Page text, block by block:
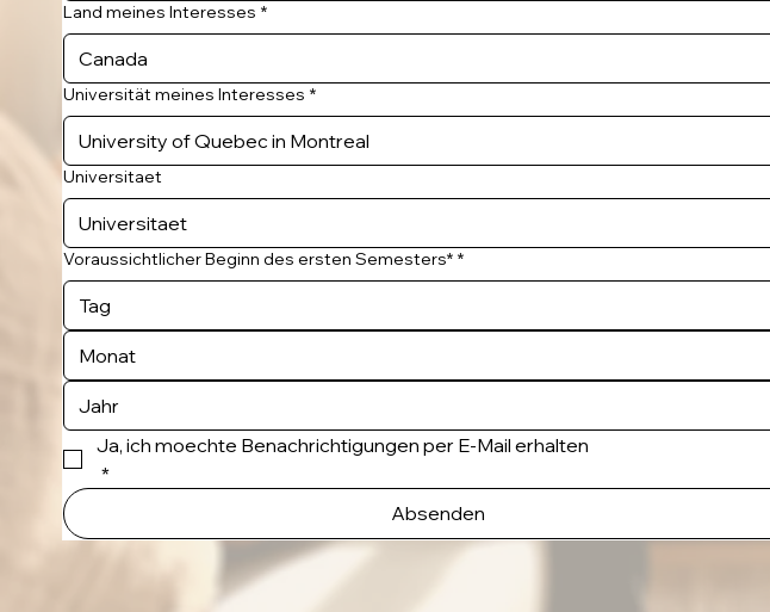
Land meines Interesses *
Universität meines Interesses *
Universitaet
Voraussichtlicher Beginn des ersten Semesters* *
Monat
Ja, ich moechte Benachrichtigungen per E-Mail erhalten
*
Absenden